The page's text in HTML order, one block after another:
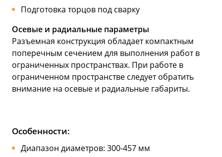
Подготовка торцов под сварку
Осевые и радиальные параметры
Разъемная конструкция обладает компактным
поперечным сечением для выполнения работ в
ограниченных пространствах. При работе в
ограниченном пространстве следует обратить
внимание на осевые и радиальные габариты.
Особенности:
Диапазон диаметров: 300-457 мм